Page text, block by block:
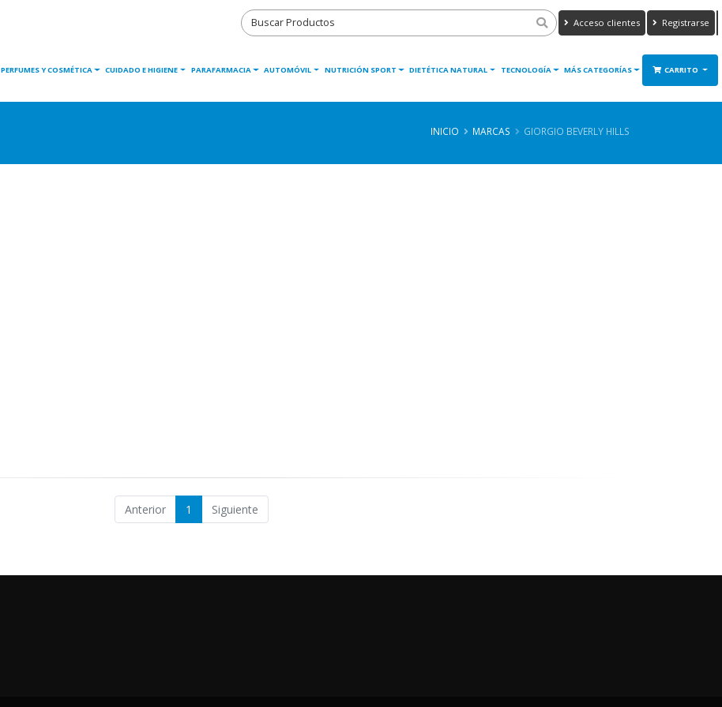
Acceso clientes Registrarse
PERFUMES Y COSMÉTICA CUIDADO E HIGIENE PARAFARMACIA AUTOMÓVIL NUTRICIÓN SPORT DIETÉTICA NATURAL TECNOLOGÍA MÁS CATEGORÍAS CARRITO
INICIO MARCAS GIORGIO BEVERLY HILLS
Anterior 1 Siguiente